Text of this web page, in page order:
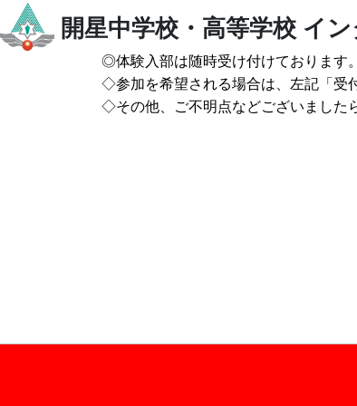
開星中学校・高等学校 イ
◎体験入部は随時受け付けております
◇参加を希望される場合は、左記「受
◇その他、ご不明点などございました